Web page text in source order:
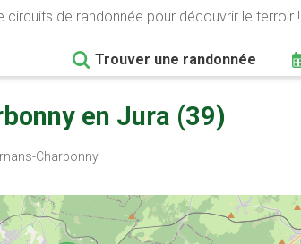
circuits de randonnée pour découvrir le terroir !
Trouver une randonnée
en Jura (39)
Charbonny